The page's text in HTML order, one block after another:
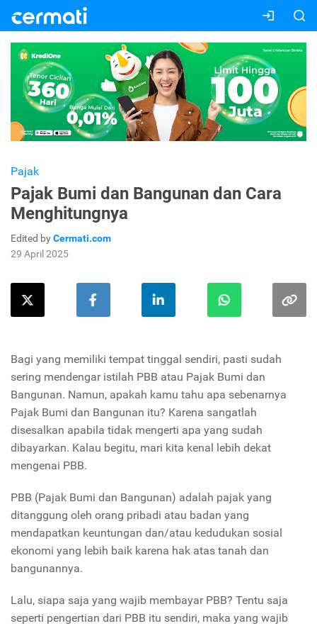
Pajak
Pajak Bumi dan Bangunan dan Cara
Menghitungnya
Edited byCermati.com
29 April 2025
Bagi yang memiliki tempat tinggal sendiri, pasti sudah
sering mendengar istilah PBB atau Pajak Bumi dan
Bangunan. Namun, apakah kamu tahu apa sebenarnya
Pajak Bumi dan Bangunan itu? Karena sangatlah
disesalkan apabila tidak mengerti apa yang sudah
dibayarkan. Kalau begitu, mari kita kenal lebih dekat
mengenai PBB.
PBB (Pajak Bumi dan Bangunan) adalah pajak yang
ditanggung oleh orang pribadi atau badan yang
mendapatkan keuntungan dan/atau kedudukan sosial
ekonomi yang lebih baik karena hak atas tanah dan
bangunannya.
Lalu, siapa saja yang wajib membayar PBB? Tentu saja
seperti pengertian dari PBB itu sendiri, maka yang wajib